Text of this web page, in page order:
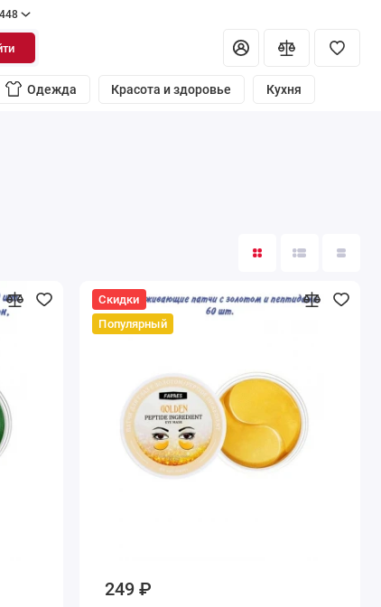
Одежда Красота и здоровье Кухня
Скидки
Популярный
249 ₽